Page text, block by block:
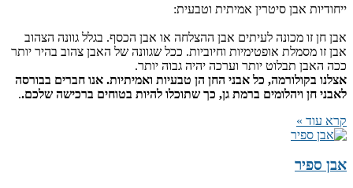
ייחודיות אבן סיטרין אמיתית וטבעית:
אבן חן זו מכונה לעיתים אבן ההצלחה או אבן הכסף. בגלל גוונה הצהוב
אבן זו מסמלת אופטימיות וחיוביות. ככל שגוונה של האבן צהוב בהיר יותר
ככה האבן תבלוט יותר וערכה יהיה גבוה יותר.
אצלנו בקולורמה, כל אבני החן הן טבעיות ואמיתיות. אנו חברים בבורסה
לאבני חן ויהלומים ברמת גן, כך שתוכלו להיות בטוחים ברכישה שלכם..
קרא עוד »
אבן ספיר